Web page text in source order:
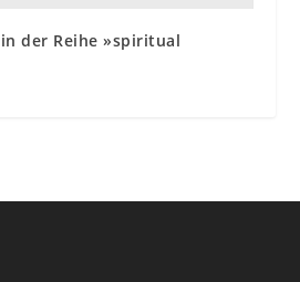
der Reihe »spiritual